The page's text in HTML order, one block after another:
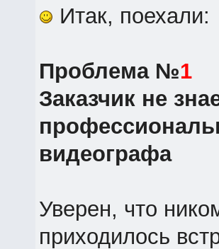
Итак, поехали:
Проблема №1
Заказчик не
видеографа
Уверен, что
приходилось